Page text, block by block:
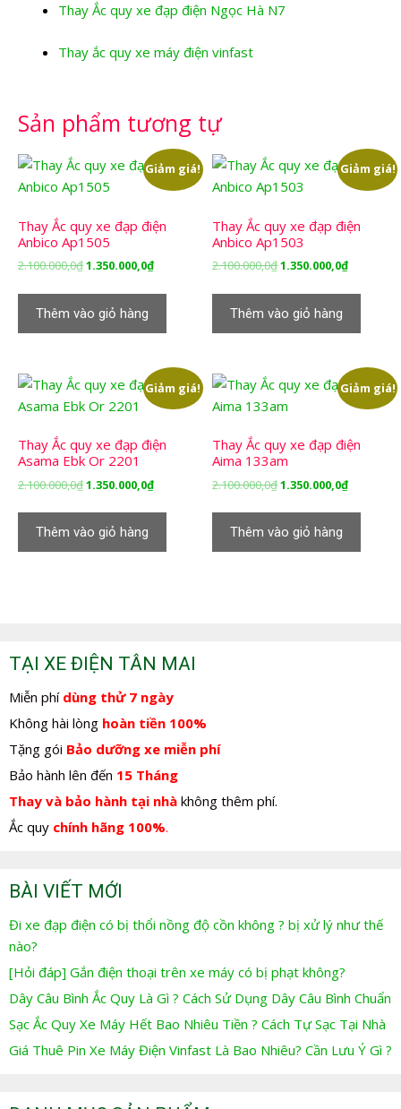
Thay Ắc quy xe đạp điện Ngọc Hà N7
Thay ắc quy xe máy điện vinfast
Sản phẩm tương tự
Giảm giá!
Thay Ắc quy xe đạp điện
Anbico Ap1505
2.100.000,0₫Giá
2.100.000,0₫.
1.350.000,0₫Giá
1.350.000,0₫.
Thêm vào giỏ hàng
Giảm giá!
Thay Ắc quy xe đạp điện
Anbico Ap1503
2.100.000,0₫Giá
2.100.000,0₫.
1.350.000,0₫Giá
Thêm vào giỏ hàng
Giảm giá!
Thay Ắc quy xe đạp điện
Asama Ebk Or 2201
2.100.000,0₫Giá
2.100.000,0₫.
1.350.000,0₫Giá
1.350.000,0₫.
Thêm vào giỏ hàng
Giảm giá!
Thay Ắc quy xe đạp điện
Aima 133am
2.100.000,0₫Giá
2.100.000,0₫.
1.350.000,0₫Giá
Thêm vào giỏ hàng
TẠI XE ĐIỆN TÂN MAI
Miễn phí dùng thử 7 ngày
Không hài lòng hoàn tiền 100%
Tặng gói Bảo dưỡng xe miễn phí
Bảo hành lên đến 15 Tháng
Thay và bảo hành tại nhà không thêm phí.
Ắc quy chính hãng 100%.
BÀI VIẾT MỚI
Đi xe đạp điện có bị thổi nồng độ cồn không ? bị xử lý như thế
nào?
[Hỏi đáp] Gắn điện thoại trên xe máy có bị phạt không?
Dây Câu Bình Ắc Quy Là Gì ? Cách Sử Dụng Dây Câu Bình Chuẩn
Sạc Ắc Quy Xe Máy Hết Bao Nhiêu Tiền ? Cách Tự Sạc Tại Nhà
Giá Thuê Pin Xe Máy Điện Vinfast Là Bao Nhiêu? Cần Lưu Ý Gì ?